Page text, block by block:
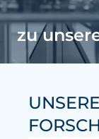
zu
UNSERE